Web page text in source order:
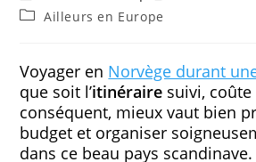
Ailleurs en Europe
Voyager en Norvège durant
que soit l’itinéraire suivi, coûte
conséquent, mieux vaut bien
budget et organiser
dans ce beau pays